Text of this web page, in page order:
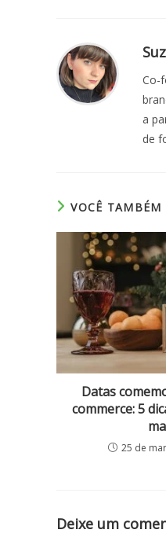
Co-
a
de
VOCÊ TAMBÉM
Datas
commerce: 5
25 de
Deixe um